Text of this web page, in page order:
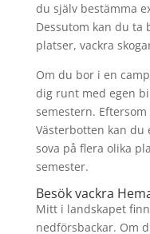
du själv bestämma
Dessutom kan du ta
platser, vackra
Om du bor i en
dig runt med egen
semestern.
Västerbotten kan du
sova på flera olika
semester.
Besök vackra
Mitt i landskapet
nedförsbackar. Om